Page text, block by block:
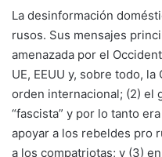
La desinformación
rusos. Sus mensajes
amenazada por el
UE, EEUU y, sobre todo,
orden internacional; (2) el
“fascista” y por lo tanto
apoyar a los rebeldes pro
a los compatriotas; y (3)